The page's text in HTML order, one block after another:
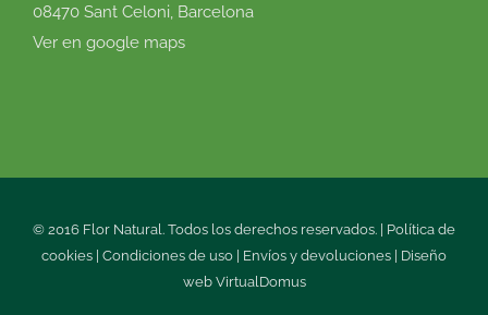
08470 Sant Celoni, Barcelona
Ver en google maps
© 2016 Flor Natural. Todos los derechos reservados. | Política de
cookies | Condiciones de uso | Envíos y devoluciones | Diseño
web VirtualDomus